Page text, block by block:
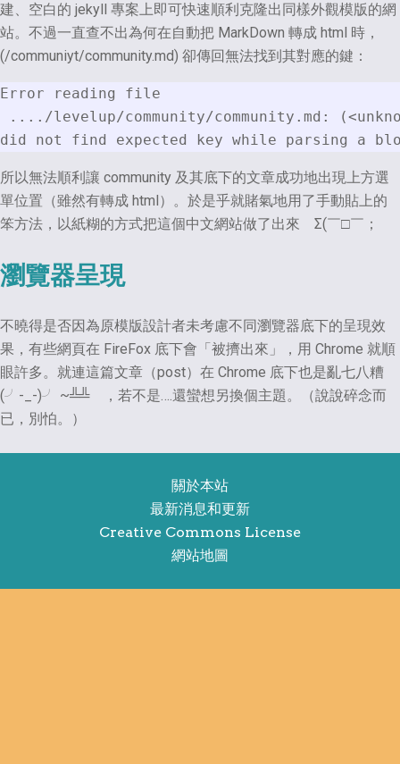
建、空白的 jekyll 專案上即可快速順利克隆出同樣外觀模版的網
站。不過一直查不出為何在自動把 MarkDown 轉成 html 時，
(/communiyt/community.md) 卻傳回無法找到其對應的鍵：
Error reading file
..../levelup/community/community.md:
所以無法順利讓 community 及其底下的文章成功地出現上方選
單位置（雖然有轉成 html）。於是乎就賭氣地用了手動貼上的
笨方法，以紙糊的方式把這個中文網站做了出來 Σ(￣□￣；
瀏覽器呈現
不曉得是否因為原模版設計者未考慮不同瀏覽器底下的呈現效
果，有些網頁在 FireFox 底下會「被擠出來」，用 Chrome 就順
眼許多。就連這篇文章（post）在 Chrome 底下也是亂七八糟
(╯-_-)╯ ~╩╩ ，若不是….還蠻想另換個主題。（說說碎念而
已，別怕。）
關於本站
最新消息和更新
Creative Commons License
網站地圖